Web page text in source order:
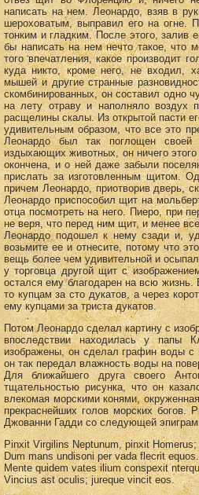
написать на нем. Леонардо, взяв в
шероховатым, выправил его на огне.
тонким и гладким. После этого, залив
бы написать на нем нечто такое, что
того впечатления, какое производит
куда никто, кроме него, не входил,
мышей и другие странные
скомбинированных, он составил одно
на лету отраву и наполняло воздух
расщелины скалы. Из открытой пасти
удивительным образом, что все это
Леонардо был так поглощен своей
издыхающих животных, он ничего
окончена, и о ней даже забыли
прислать за изготовленным щитом.
причем Леонардо, приотворив дверь,
Леонардо приспособил щит на
отца посмотреть на него. Пиеро, при
не веря, что перед ним щит, и менее
Леонардо подошел к нему сзади и,
возьмите ее и отнесите, потому что
вещь более чем удивительной и
у торговца другой щит с
остался ему благодарен на всю
то купцам за сто дукатов, а через
ему купцами за триста дукатов.
Потом Леонардо сделал картину с
впоследствии находилась у папы
изображены, он сделал графин воды с
он так передал влажность воды на
Для ближайшего друга своего
тщательностью рисунка, что он
влекомая морскими конями,
прекраснейших голов морских
Джованни Гадди со следующей
Pinxit Virgilins Neptunum, pinxit Homerus;
Dum mans undisoni per vada flecrit equos.
Mente quidem vates ilium conspexit
Vincius ast oculis; jureque vincit eos.